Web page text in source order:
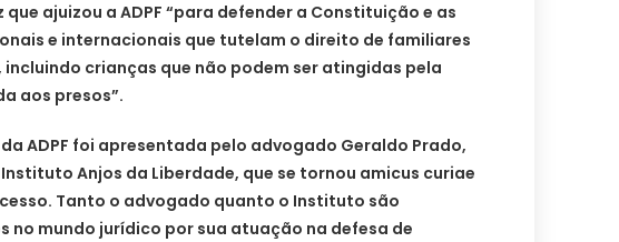
ajuizou a ADPF “para defender a Constituição e as
e internacionais que tutelam o direito de familiares
crianças que não podem ser atingidas pela
aos presos”.
ADPF foi apresentada pelo advogado Geraldo Prado,
Anjos da Liberdade, que se tornou amicus curiae
Tanto o advogado quanto o Instituto são
no mundo jurídico por sua atuação na defesa de